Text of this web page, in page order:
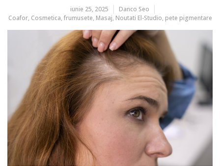
iunie 25, 2025
Danco Seo
Coafor, Cosmetica, frumusete, Masaj, Noutati El-Studio, pete pigmentare